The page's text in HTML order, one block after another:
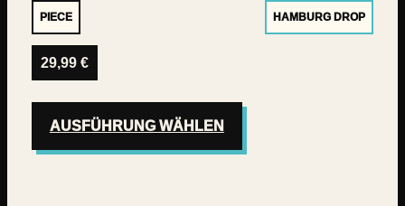
PIECE HAMBURG DROP
29,99 €
AUSFÜHRUNG WÄHLEN